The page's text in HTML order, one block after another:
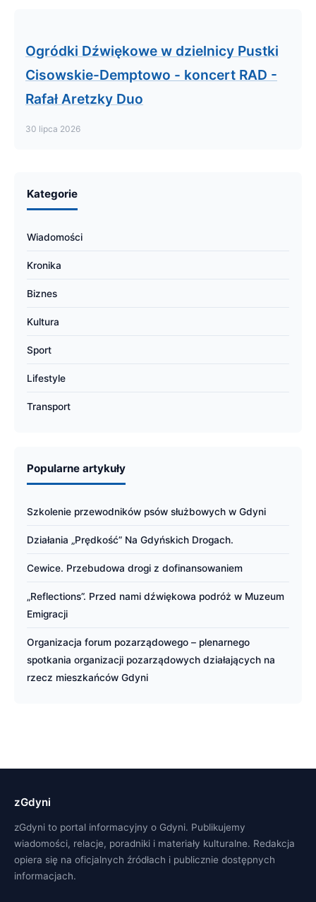
Ogródki Dźwiękowe w dzielnicy Pustki
Cisowskie-Demptowo - koncert RAD -
Rafał Aretzky Duo
30 lipca 2026
Kategorie
Wiadomości
Kronika
Biznes
Kultura
Sport
Lifestyle
Transport
Popularne artykuły
Szkolenie przewodników psów służbowych w Gdyni
Działania „Prędkość” Na Gdyńskich Drogach.
Cewice. Przebudowa drogi z dofinansowaniem
„Reflections”. Przed nami dźwiękowa podróż w Muzeum
Emigracji
Organizacja forum pozarządowego – plenarnego
spotkania organizacji pozarządowych działających na
rzecz mieszkańców Gdyni
zGdyni
zGdyni to portal informacyjny o Gdyni. Publikujemy
wiadomości, relacje, poradniki i materiały kulturalne. Redakcja
opiera się na oficjalnych źródłach i publicznie dostępnych
informacjach.